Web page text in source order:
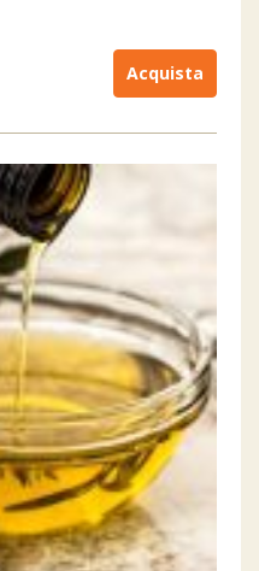
Acquista